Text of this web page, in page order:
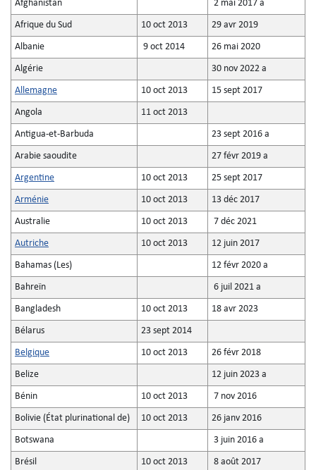
Afghanistan 2 mai 2017 a
Afrique du Sud 10 oct 2013 29 avr 2019
Albanie 9 oct 2014 26 mai 2020
Algérie 30 nov 2022 a
Allemagne 10 oct 2013 15 sept 2017
Angola 11 oct 2013
Antigua-et-Barbuda 23 sept 2016 a
Arabie saoudite 27 févr 2019 a
Argentine 10 oct 2013 25 sept 2017
Arménie 10 oct 2013 13 déc 2017
Australie 10 oct 2013 7 déc 2021
Autriche 10 oct 2013 12 juin 2017
Bahamas (Les) 12 févr 2020 a
Bahreïn 6 juil 2021 a
Bangladesh 10 oct 2013 18 avr 2023
Bélarus 23 sept 2014
Belgique 10 oct 2013 26 févr 2018
Belize 12 juin 2023 a
Bénin 10 oct 2013 7 nov 2016
Bolivie (État plurinational de) 10 oct 2013 26 janv 2016
Botswana 3 juin 2016 a
Brésil 10 oct 2013 8 août 2017